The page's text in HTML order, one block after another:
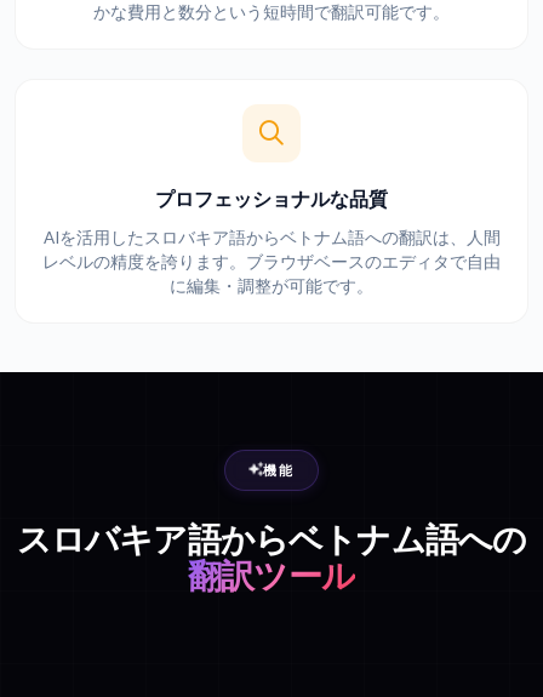
かな費用と数分という短時間で翻訳可能です。
プロフェッショナルな品質
AIを活用したスロバキア語からベトナム語への翻訳は、人間
レベルの精度を誇ります。ブラウザベースのエディタで自由
に編集・調整が可能です。
機能
スロバキア語からベトナム語への
翻訳ツール